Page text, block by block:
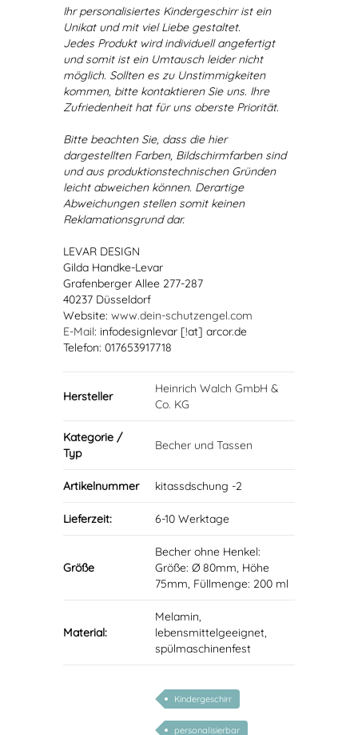
Ihr personalisiertes Kindergeschirr ist ein
Unikat und mit viel Liebe gestaltet.
Jedes Produkt wird individuell angefertigt
und somit ist ein Umtausch leider nicht
möglich. Sollten es zu Unstimmigkeiten
kommen, bitte kontaktieren Sie uns. Ihre
Zufriedenheit hat für uns oberste Priorität.
Bitte beachten Sie, dass die hier
dargestellten Farben, Bildschirmfarben sind
und aus produktionstechnischen Gründen
leicht abweichen können. Derartige
Abweichungen stellen somit keinen
Reklamationsgrund dar.
LEVAR DESIGN
Gilda Handke-Levar
Grafenberger Allee 277-287
40237 Düsseldorf
Website: www.dein-schutzengel.com
E-Mail: infodesignlevar [!at] arcor.de
Telefon: 017653917718
Hersteller
Heinrich Walch GmbH &
Co. KG
Kategorie /
Typ
Becher und Tassen
Artikelnummer kitassdschung -2
Lieferzeit: 6-10 Werktage
Größe
Becher ohne Henkel:
Größe: Ø 80mm, Höhe
75mm, Füllmenge: 200 ml
Material:
Melamin,
lebensmittelgeeignet,
spülmaschinenfest
Kindergeschirr
personalisierbar